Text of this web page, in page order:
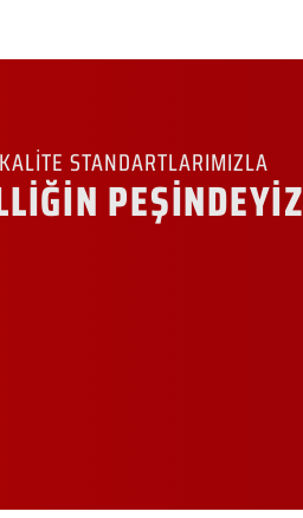
STANDARTLARIMIZLA
PEŞİNDEYİZ